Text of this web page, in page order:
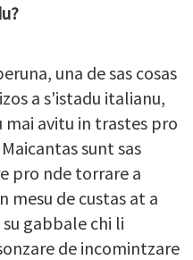
una de sas cosas
a s'istadu italianu,
avitu in trastes pro
sunt sas
pro nde torrare a
mesu de custas at a
gabbale chi li
de incomintzare